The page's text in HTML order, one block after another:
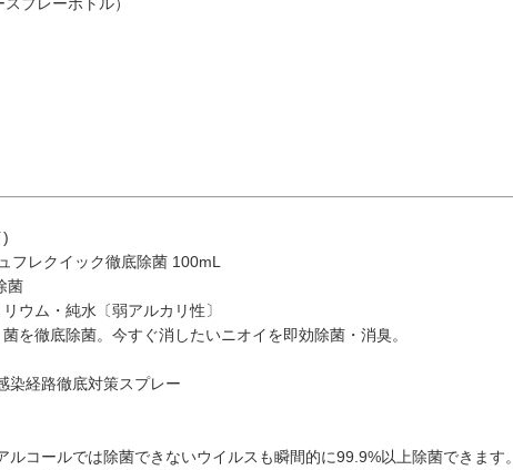
)
レクイック徹底除菌 100mL
菌
ウム・純水〔弱アルカリ性〕
を徹底除菌。今すぐ消したいニオイを即効除菌・消臭。
染経路徹底対策スプレー
ルコールでは除菌できないウイルスも瞬間的に99.9%以上除菌できます。